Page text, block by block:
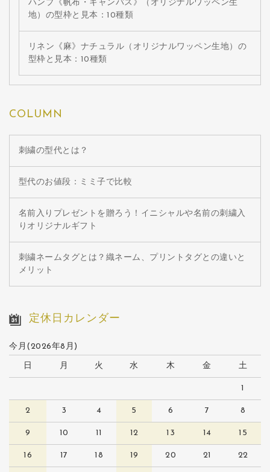
ハンプ《帆布・キャンバス》（オリジナルワッペン生
地）の型枠と見本：10種類
リネン《麻》ナチュラル（オリジナルワッペン生地）の
型枠と見本：10種類
COLUMN
刺繍の型代とは？
型代のお値段：ミミ子で比較
名前入りプレゼントを贈ろう！イニシャルや名前の刺繍入
りオリジナルギフト
刺繍ネームタグとは？織ネーム、プリントタグとの違いと
メリット
定休日カレンダー
今月(2026年8月)
日 月 火 水 木 金 土
1
2 3 4 5 6 7 8
9 10 11 12 13 14 15
16 17 18 19 20 21 22